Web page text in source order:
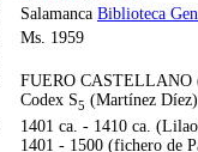
Salamanca Biblioteca
Ms. 1959
FUERO CASTELLANO
Codex S5 (Martínez Díez)
1401 ca. - 1410 ca. (Lilao
1401 - 1500 (fichero de